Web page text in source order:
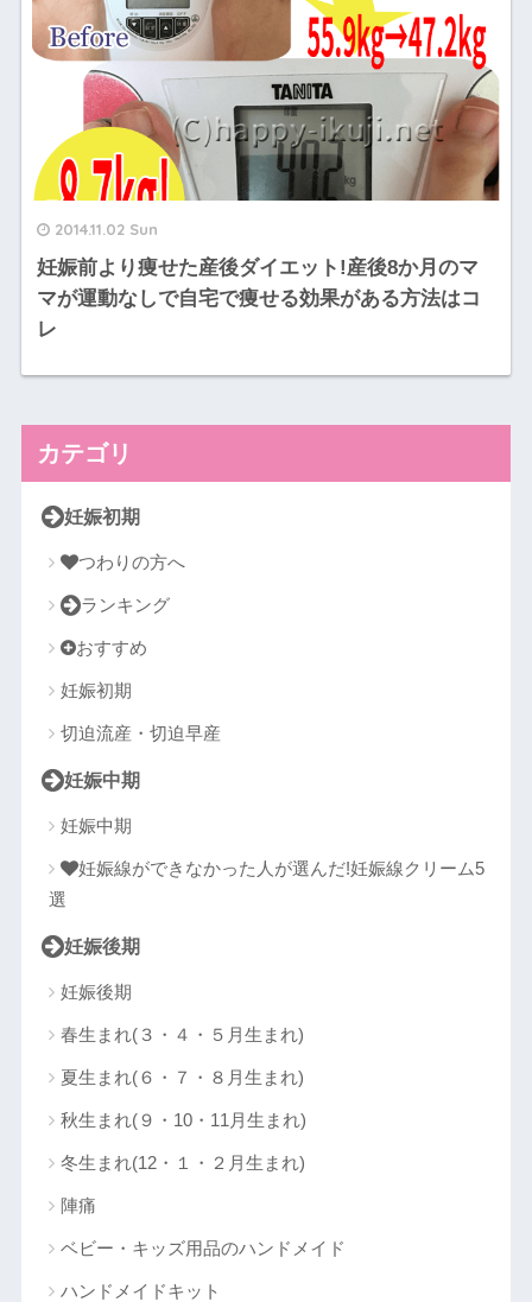
2014.11.02 Sun
妊娠前より痩せた産後ダイエット!産後8か月のマ
マが運動なしで自宅で痩せる効果がある方法はコ
レ
カテゴリ
妊娠初期
つわりの方へ
ランキング
おすすめ
妊娠初期
切迫流産・切迫早産
妊娠中期
妊娠中期
妊娠線ができなかった人が選んだ!妊娠線クリーム5
選
妊娠後期
妊娠後期
春生まれ(３・４・５月生まれ)
夏生まれ(６・７・８月生まれ)
秋生まれ(９・10・11月生まれ)
冬生まれ(12・１・２月生まれ)
陣痛
ベビー・キッズ用品のハンドメイド
ハンドメイドキット